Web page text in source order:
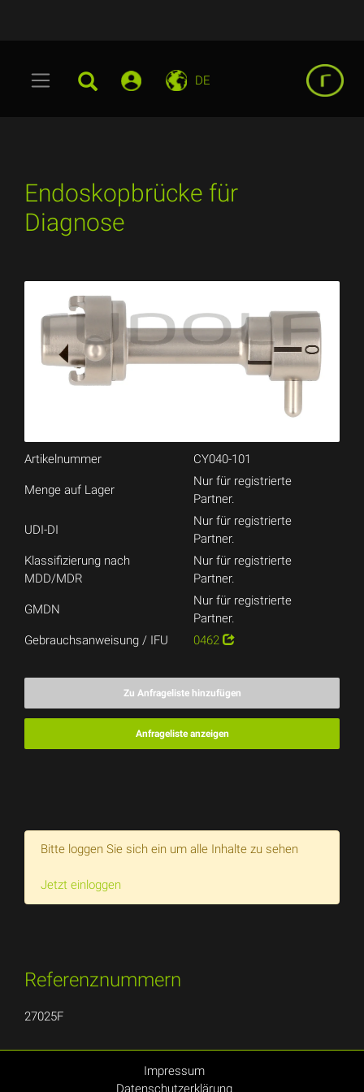
DE
Endoskopbrücke für
Diagnose
Artikelnummer CY040-101
Menge auf Lager
Nur für registrierte
Partner.
UDI-DI
Nur für registrierte
Partner.
Klassifizierung nach
MDD/MDR
Nur für registrierte
Partner.
GMDN
Nur für registrierte
Partner.
Gebrauchsanweisung / IFU
0462
Zu Anfrageliste hinzufügen
Anfrageliste anzeigen
Bitte loggen Sie sich ein um alle Inhalte zu sehen
Jetzt einloggen
Referenznummern
27025F
Impressum
Datenschutzerklärung